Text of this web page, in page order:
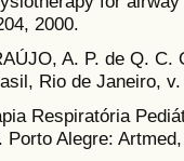
2000.
A. P. de Q.
Rio de Janeiro,
Respiratória
Alegre: